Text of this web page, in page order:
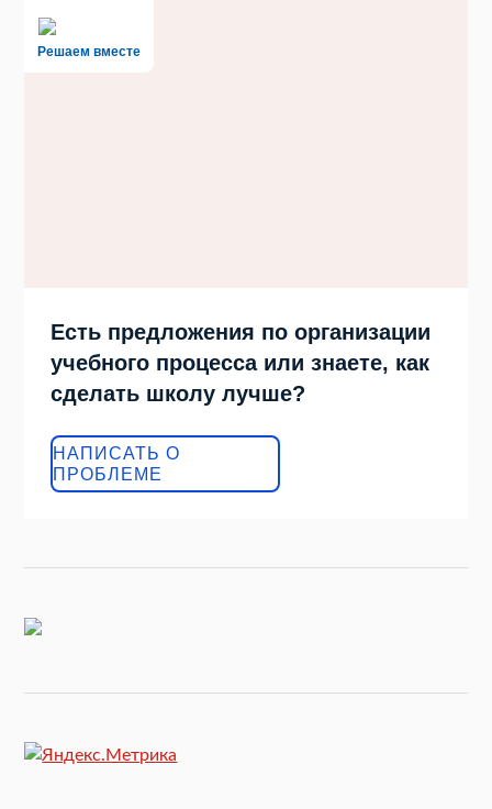
Решаем вместе
Есть предложения по организации
учебного процесса или знаете, как
сделать школу лучше?
НАПИСАТЬ О
ПРОБЛЕМЕ